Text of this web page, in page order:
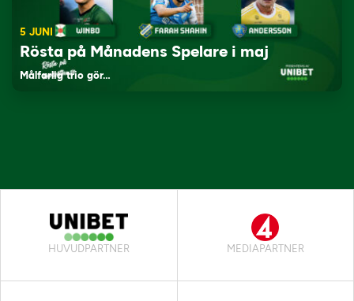
5 JUNI
Rösta på Månadens Spelare i maj
Målfarlig trio gör…
HUVUDPARTNER MEDIAPARTNER